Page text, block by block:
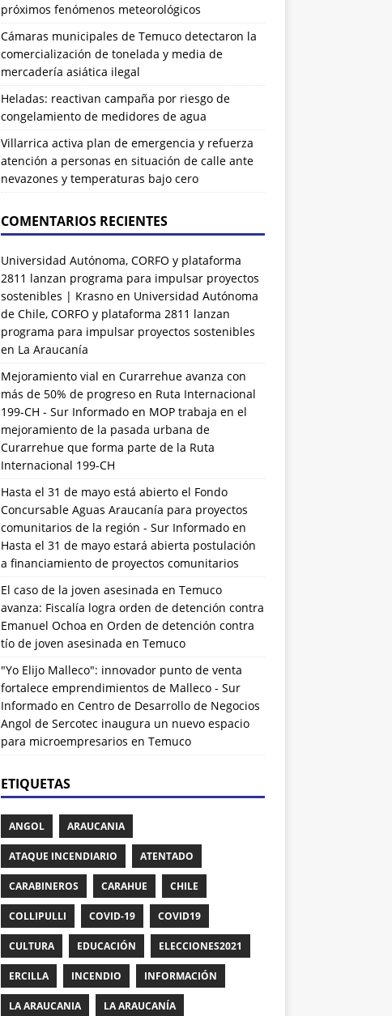
próximos fenómenos meteorológicos
Cámaras municipales de Temuco detectaron la
comercialización de tonelada y media de
mercadería asiática ilegal
Heladas: reactivan campaña por riesgo de
congelamiento de medidores de agua
Villarrica activa plan de emergencia y refuerza
atención a personas en situación de calle ante
nevazones y temperaturas bajo cero
COMENTARIOS RECIENTES
Universidad Autónoma, CORFO y plataforma
2811 lanzan programa para impulsar proyectos
sostenibles | Krasnoen Universidad Autónoma
de Chile, CORFO y plataforma 2811 lanzan
programa para impulsar proyectos sostenibles
en La Araucanía
Mejoramiento vial en Curarrehue avanza con
más de 50% de progreso en Ruta Internacional
199-CH - Sur Informadoen MOP trabaja en el
mejoramiento de la pasada urbana de
Curarrehue que forma parte de la Ruta
Internacional 199-CH
Hasta el 31 de mayo está abierto el Fondo
Concursable Aguas Araucanía para proyectos
comunitarios de la región - Sur Informadoen
Hasta el 31 de mayo estará abierta postulación
a financiamiento de proyectos comunitarios
El caso de la joven asesinada en Temuco
avanza: Fiscalía logra orden de detención contra
Emanuel Ochoa en Orden de detención contra
tío de joven asesinada en Temuco
"Yo Elijo Malleco": innovador punto de venta
fortalece emprendimientos de Malleco - Sur
Informadoen Centro de Desarrollo de Negocios
Angol de Sercotec inaugura un nuevo espacio
para microempresarios en Temuco
ETIQUETAS
ANGOL ARAUCANIA
ATAQUE INCENDIARIO ATENTADO
CARABINEROS CARAHUE CHILE
COLLIPULLI COVID-19 COVID19
CULTURA EDUCACIÓN ELECCIONES2021
ERCILLA INCENDIO INFORMACIÓN
LA ARAUCANIA LA ARAUCANÍA